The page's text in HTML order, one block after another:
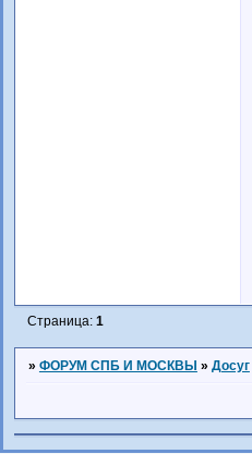
Страница: 1
» ФОРУМ СПБ И МОСКВЫ » Досуг